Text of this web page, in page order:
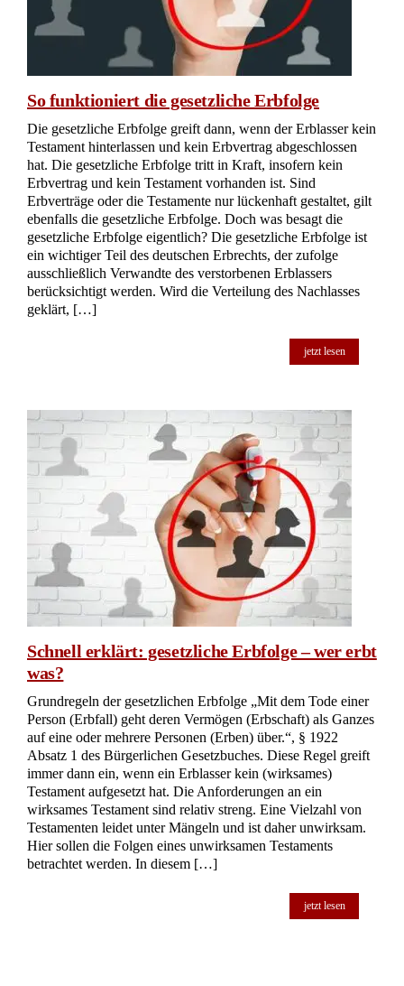
So funktioniert die gesetzliche Erbfolge
Die gesetzliche Erbfolge greift dann, wenn der Erblasser kein
Testament hinterlassen und kein Erbvertrag abgeschlossen
hat. Die gesetzliche Erbfolge tritt in Kraft, insofern kein
Erbvertrag und kein Testament vorhanden ist. Sind
Erbverträge oder die Testamente nur lückenhaft gestaltet, gilt
ebenfalls die gesetzliche Erbfolge. Doch was besagt die
gesetzliche Erbfolge eigentlich? Die gesetzliche Erbfolge ist
ein wichtiger Teil des deutschen Erbrechts, der zufolge
ausschließlich Verwandte des verstorbenen Erblassers
berücksichtigt werden. Wird die Verteilung des Nachlasses
geklärt, […]
jetzt lesen
Schnell erklärt: gesetzliche Erbfolge – wer erbt
was?
Grundregeln der gesetzlichen Erbfolge „Mit dem Tode einer
Person (Erbfall) geht deren Vermögen (Erbschaft) als Ganzes
auf eine oder mehrere Personen (Erben) über.“, § 1922
Absatz 1 des Bürgerlichen Gesetzbuches. Diese Regel greift
immer dann ein, wenn ein Erblasser kein (wirksames)
Testament aufgesetzt hat. Die Anforderungen an ein
wirksames Testament sind relativ streng. Eine Vielzahl von
Testamenten leidet unter Mängeln und ist daher unwirksam.
Hier sollen die Folgen eines unwirksamen Testaments
betrachtet werden. In diesem […]
jetzt lesen